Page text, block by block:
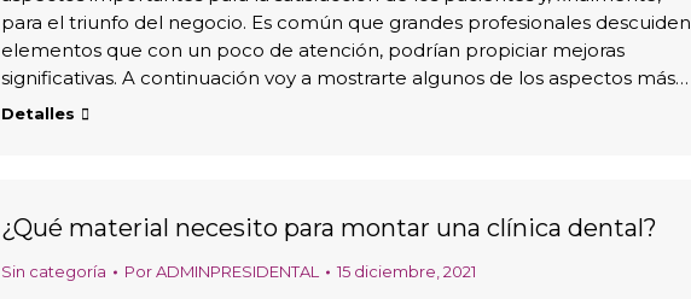
para el triunfo del negocio. Es común que grandes profesionales descuiden
elementos que con un poco de atención, podrían propiciar mejoras
significativas. A continuación voy a mostrarte algunos de los aspectos más…
Detalles
¿Qué material necesito para montar una clínica dental?
Sin categoría PorADMINPRESIDENTAL 15 diciembre, 2021